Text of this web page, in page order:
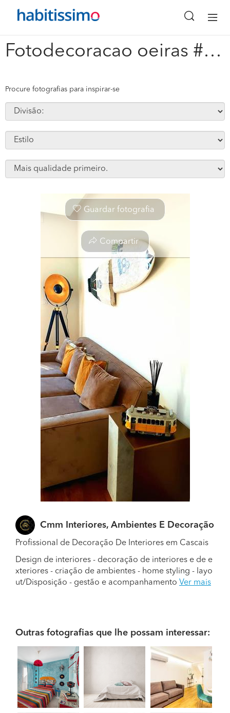
Fotodecoracao oeiras #140035
x
Procure fotografias para inspirar-se
Guardar fotografia
Compartir
Cmm Interiores, Ambientes E Decoração
Profissional de Decoração De Interiores em Cascais
Design de interiores - decoração de interiores e de e
xteriores - criação de ambientes - home styling - layo
ut/Disposição - gestão e acompanhamento Ver mais
Outras fotografias que lhe possam interessar: